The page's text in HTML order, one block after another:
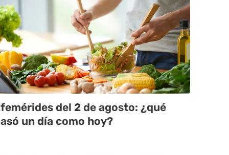
del 2 de agosto: ¿qué
un día como hoy?